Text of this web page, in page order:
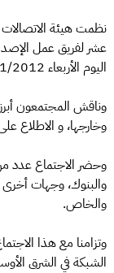
اليوم الأربعاء 21/11/2012 بفندق الشيراتون .
وناقش المجتمعون
وخارجها، و الاطلاع
وحضر الاجتماع عدد
والبنوك، وجهات
والخاص.
وتزامنا مع هذا